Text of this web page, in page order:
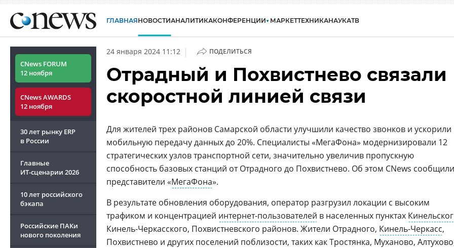
ГЛАВНАЯНОВОСТИАНАЛИТИКАКОНФЕРЕНЦИИ МАРКЕТТЕХНИКАНАУКАТВ
CNews FORUM
12 ноября
CNews AWARDS
12 ноября
30 лет рынку ERP
в России
Главные
ИТ-сценарии 2026
10 лет российского
бэкапа
Российские ПАКи
нового поколения
24 января 2024 11:12 | ПОДЕЛИТЬСЯ
Отрадный и Похвистнево связали
скоростной линией связи
Для жителей трех районов Самарской области улучшили качество звонков и ускорили
мобильную передачу данных до 20%. Специалисты «МегаФона» модернизировали 12
стратегических узлов транспортной сети, значительно увеличив пропускную
способность базовых станций от Отрадного до Похвистнево. Об этом CNews сообщили
представители «МегаФона».
В результате обновления оборудования, оператор разгрузил локации с высоким
трафиком и концентрацией интернет-пользователей в населенных пунктах
Кинель-Черкасского, Похвистневского районов. Жители Отрадного, Кинель-Черкасс,
Похвистнево и других поселений поблизости, таких как Тростянка, Муханово,